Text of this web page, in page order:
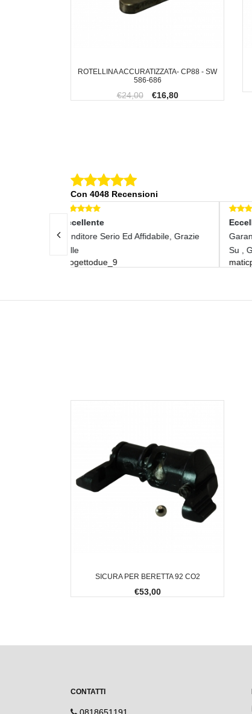
ROTELLINA ACCURATIZZATA- CP88 - SW
586-686
€24,00 €16,80
Con 4048 Recensioni
Grazie
Eccellente
Garanzia Di Serietà E Velocità Anche
maticp39
SICURA PER BERETTA 92 CO2
€53,00
CONTATTI